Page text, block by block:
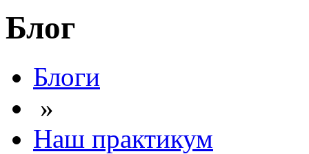
Блог
Блоги
»
Наш практикум